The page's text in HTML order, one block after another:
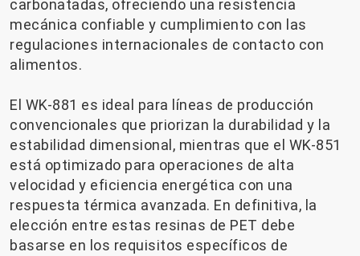
carbonatadas, ofreciendo una resistencia
mecánica confiable y cumplimiento con las
regulaciones internacionales de contacto con
alimentos.
El WK-881 es ideal para líneas de producción
convencionales que priorizan la durabilidad y la
estabilidad dimensional, mientras que el WK-851
está optimizado para operaciones de alta
velocidad y eficiencia energética con una
respuesta térmica avanzada. En definitiva, la
elección entre estas resinas de PET debe
basarse en los requisitos específicos de